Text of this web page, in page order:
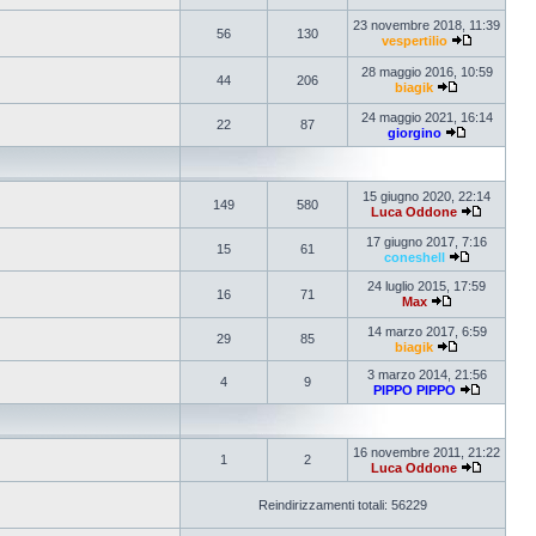
56 130
23 novembre 2018, 11:39
vespertilio
44 206
28 maggio 2016, 10:59
biagik
22 87
24 maggio 2021, 16:14
giorgino
149 580
15 giugno 2020, 22:14
Luca Oddone
15 61
17 giugno 2017, 7:16
coneshell
16 71
24 luglio 2015, 17:59
Max
29 85
14 marzo 2017, 6:59
biagik
4 9
3 marzo 2014, 21:56
PIPPO PIPPO
1 2
16 novembre 2011, 21:22
Luca Oddone
Reindirizzamenti totali: 56229